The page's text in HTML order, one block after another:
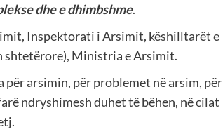
dhe e dhimbshme.
Inspektorati i Arsimit, këshilltarët e
shtetërore), Ministria e Arsimit.
arsimin, për problemet në arsim, për
ndryshimesh duhet të bëhen, në cilat